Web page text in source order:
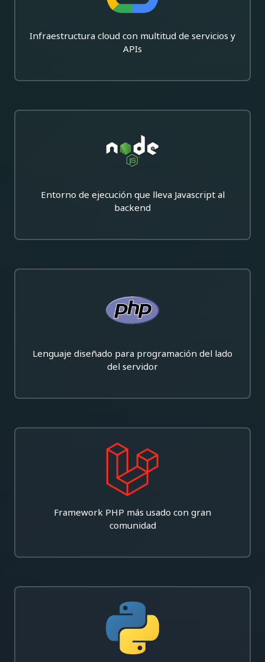
Infraestructura cloud con multitud de servicios y
APIs
Entorno de ejecución que lleva Javascript al
backend
Lenguaje diseñado para programación del lado
del servidor
Framework PHP más usado con gran
comunidad